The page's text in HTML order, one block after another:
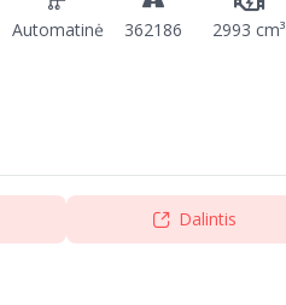
Automatinė 362186 2993 cm³
Dalintis